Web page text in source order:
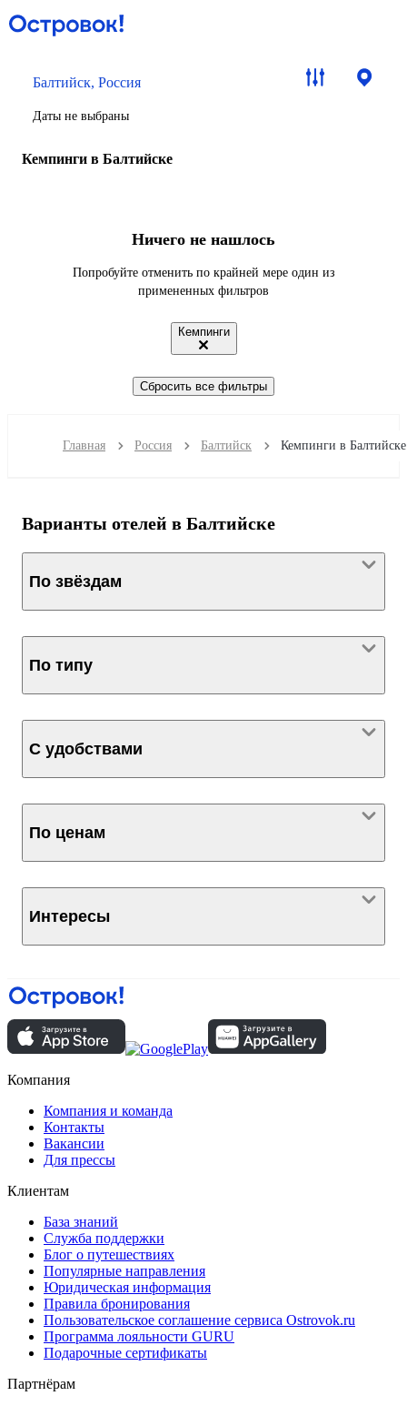
Балтийск, Россия
Даты не выбраны
Кемпинги в Балтийске
Ничего не нашлось
Попробуйте отменить по крайней мере один из
примененных фильтров
Кемпинги
Сбросить все фильтры
Главная Россия Балтийск Кемпинги в Балтийске
Варианты отелей в Балтийске
По звёздам
По типу
С удобствами
По ценам
Интересы
Компания
Компания и команда
Контакты
Вакансии
Для прессы
Клиентам
База знаний
Служба поддержки
Блог о путешествиях
Популярные направления
Юридическая информация
Правила бронирования
Пользовательское соглашение сервиса Ostrovok.ru
Программа лояльности GURU
Подарочные сертификаты
Партнёрам